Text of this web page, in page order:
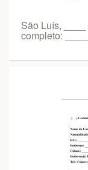
São Luís,
completo: